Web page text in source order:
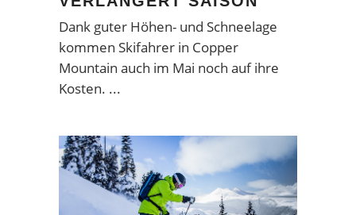
Dank guter Höhen- und Schneelage
kommen Skifahrer in Copper
Mountain auch im Mai noch auf ihre
Kosten.